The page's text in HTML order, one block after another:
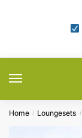
Home / Loungesets /